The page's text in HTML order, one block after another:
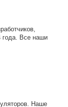
года. Все наши
Наше